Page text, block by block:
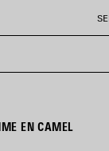
EN CAMEL